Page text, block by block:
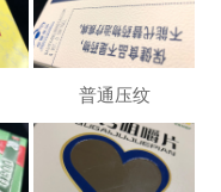
普通压纹